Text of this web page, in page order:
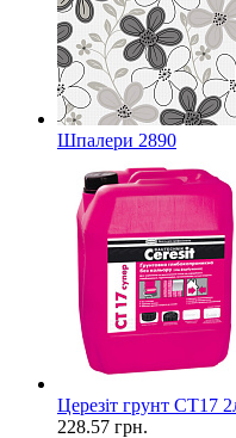
Шпалери 2890
Церезіт грунт СТ17
228.57 грн.